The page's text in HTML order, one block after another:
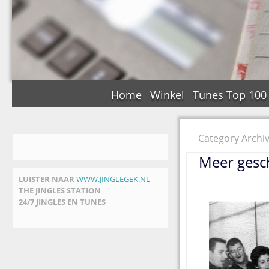
Home Winkel Tunes Top 100
LUISTER NAAR WWW.JINGLEGEK.NL
THE JINGLES STATION
24/7 JINGLES EN TUNES
Category
Meer